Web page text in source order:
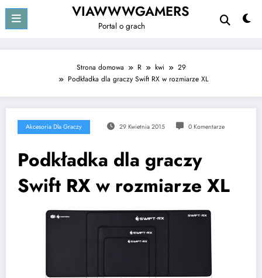
treści
VIAWWWGAMERS
Portal o grach
Strona domowa R kwi
29
Podkładka dla graczy Swift RX w rozmiarze XL
Akcesoria Dla Graczy 29 Kwietnia 2015 0 Komentarze
Podkładka dla graczy
Swift RX w rozmiarze XL